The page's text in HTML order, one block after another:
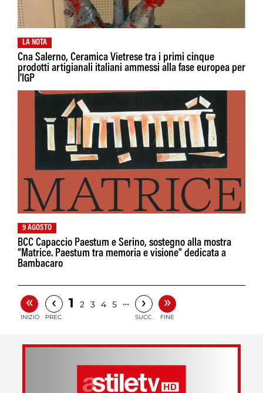
LA NOTA
Cna Salerno, Ceramica Vietrese tra i primi cinque
prodotti artigianali italiani ammessi alla fase europea per
I'IGP
9 AGOSTO
BCC Capaccio Paestum e Serino, sostegno alla mostra
“Matrice. Paestum tra memoria e visione” dedicata a
Bambacaro
«
INIZIO
‹
PREC.
1 2 3 4 5 … ›
SUCC.
»
FINE